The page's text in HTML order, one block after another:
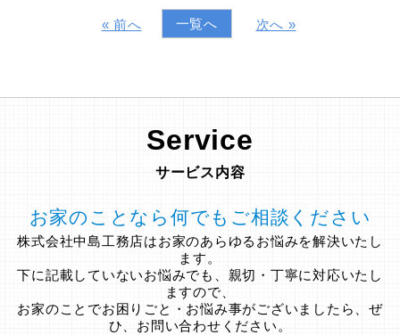
« 前へ 一覧へ 次へ »
Service
サービス内容
お家のことなら何でもご相談ください
株式会社中島工務店はお家のあらゆるお悩みを解決いたし
ます。
下に記載していないお悩みでも、親切・丁寧に対応いたし
ますので、
お家のことでお困りごと・お悩み事がございましたら、ぜ
ひ、お問い合わせください。